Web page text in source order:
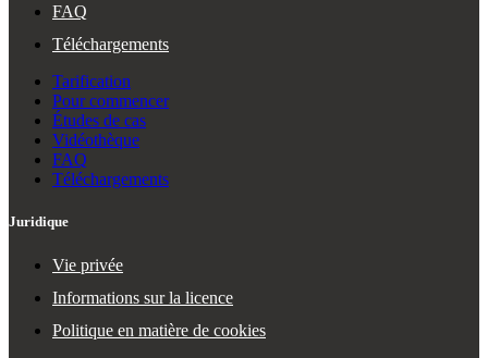
FAQ
Téléchargements
Tarification
Pour commencer
Études de cas
Vidéothèque
FAQ
Téléchargements
Juridique
Vie privée
Informations sur la licence
Politique en matière de cookies